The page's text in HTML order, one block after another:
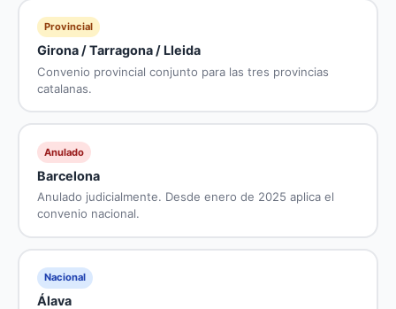
Provincial
Girona / Tarragona / Lleida
Convenio provincial conjunto para las tres provincias
catalanas.
Anulado
Barcelona
Anulado judicialmente. Desde enero de 2025 aplica el
convenio nacional.
Nacional
Álava